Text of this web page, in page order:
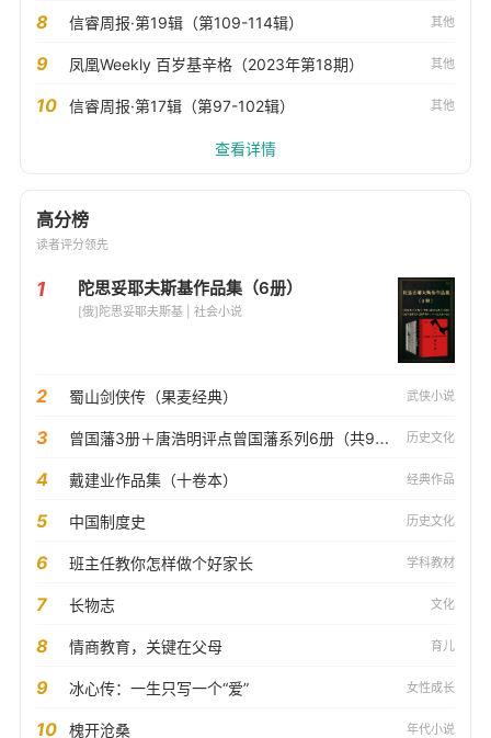
8 信睿周报·第19辑（第109-114辑） 其他
9 凤凰Weekly 百岁基辛格（2023年第18期） 其他
10 信睿周报·第17辑（第97-102辑） 其他
查看详情
高分榜
读者评分领先
1 陀思妥耶夫斯基作品集（6册）
[俄]陀思妥耶夫斯基 | 社会小说
2 蜀山剑侠传（果麦经典） 武侠小说
3 曾国藩3册＋唐浩明评点曾国藩系列6册（共9册） 历史文化
4 戴建业作品集（十卷本） 经典作品
5 中国制度史 历史文化
6 班主任教你怎样做个好家长 学科教材
7 长物志 文化
8 情商教育，关键在父母 育儿
9 冰心传：一生只写一个“爱” 女性成长
10 槐开沧桑 年代小说